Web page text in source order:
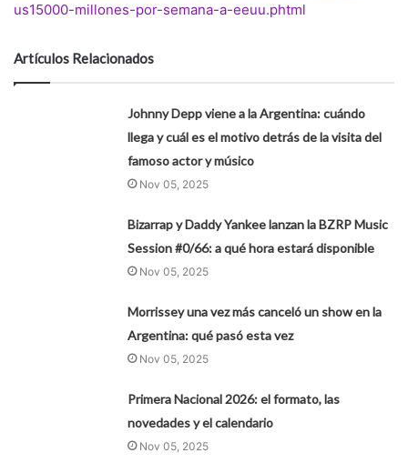
us15000-millones-por-semana-a-eeuu.phtml
Artículos Relacionados
Johnny Depp viene a la Argentina: cuándo
llega y cuál es el motivo detrás de la visita del
famoso actor y músico
Nov 05, 2025
Bizarrap y Daddy Yankee lanzan la BZRP Music
Session #0/66: a qué hora estará disponible
Nov 05, 2025
Morrissey una vez más canceló un show en la
Argentina: qué pasó esta vez
Nov 05, 2025
Primera Nacional 2026: el formato, las
novedades y el calendario
Nov 05, 2025